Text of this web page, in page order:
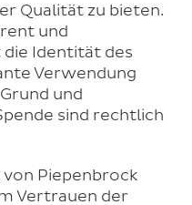
Qualität zu bieten.
und
die Identität des
Verwendung
und
sind rechtlich
Piepenbrock
Vertrauen der